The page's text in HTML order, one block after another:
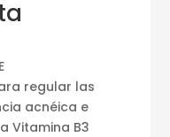
regular las
acnéica e
Vitamina B3